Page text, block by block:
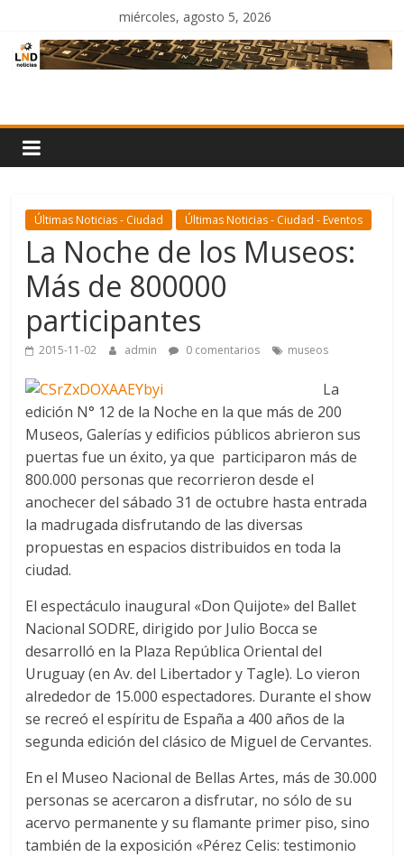
contenido
miércoles, agosto 5, 2026
Noticias
Últimas Noticias - Ciudad Últimas Noticias - Ciudad - Eventos
La Noche de los Museos:
Más de 800000
participantes
2015-11-02 admin 0 comentarios museos
La
edición N° 12 de la Noche en la que más de 200
Museos, Galerías y edificios públicos abrieron sus
puertas fue un éxito, ya que participaron más de
800.000 personas que recorrieron desde el
anochecer del sábado 31 de octubre hasta entrada
la madrugada disfrutando de las diversas
propuestas en espacios distribuidos en toda la
ciudad.
El espectáculo inaugural «Don Quijote» del Ballet
Nacional SODRE, dirigido por Julio Bocca se
desarrolló en la Plaza República Oriental del
Uruguay (en Av. del Libertador y Tagle). Lo vieron
alrededor de 15.000 espectadores. Durante el show
se recreó el espíritu de España a 400 años de la
segunda edición del clásico de Miguel de Cervantes.
En el Museo Nacional de Bellas Artes, más de 30.000
personas se acercaron a disfrutar, no sólo de su
acervo permanente y su flamante primer piso, sino
también de la exposición «Pérez Celis: testimonio